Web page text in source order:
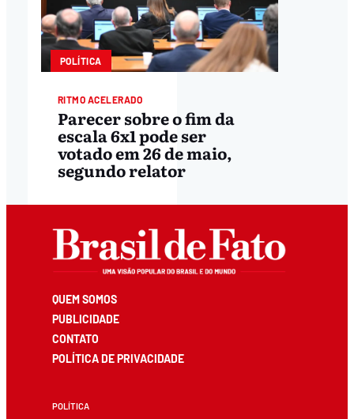
POLÍTICA
RITMO ACELERADO
Parecer sobre o fim da
escala 6x1 pode ser
votado em 26 de maio,
segundo relator
QUEM SOMOS
PUBLICIDADE
CONTATO
POLÍTICA DE PRIVACIDADE
POLÍTICA